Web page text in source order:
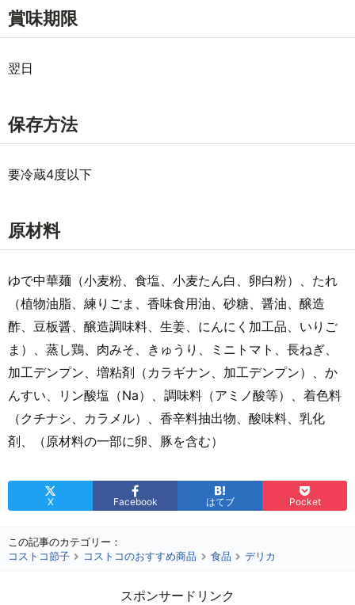
賞味期限
翌日
保存方法
要冷蔵4度以下
原材料
ゆで中華麺（小麦粉、食塩、小麦たん白、卵白粉）、たれ
（植物油脂、練りごま、香味食用油、砂糖、醤油、醸造
酢、豆板醤、醸造調味料、生姜、にんにく加工品、いりご
ま）、蒸し鶏、肉みそ、きゅうり、ミニトマト、長ねぎ、
加工デンプン、増粘剤（カラギナン、加工デンプン）、か
んすい、リン酸塩（Na）、調味料（アミノ酸等）、着色料
（クチナシ、カラメル）、香辛料抽出物、酸味料、乳化
剤、（原材料の一部に卵、豚を含む）
X Facebook はてブ Pocket
この記事のカテゴリー：
コストコ節子
コストコのおすすめ商品 食品 デリカ
スポンサードリンク